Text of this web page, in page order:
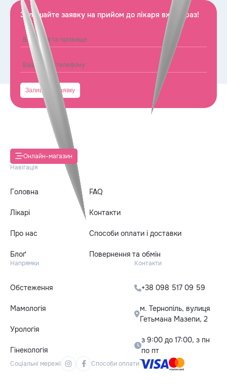
Залишайте заявку на прийом до лікаря вже зараз!
Онлайн-магазин
Навігація
Головна FAQ
Лікарі Контакти
Про нас Способи оплати і доставки
Блоґ Повернення та обмін
Напрямки
Обстеження
Мамологія
Урологія
Гінекологія
Контакти
+38 098 517 09 59
м. Тернопіль, вулиця
Гетьмана Мазепи, 2
з 9:00 до 17:00, з пн
по пт
Соціальні мережі Способи оплати